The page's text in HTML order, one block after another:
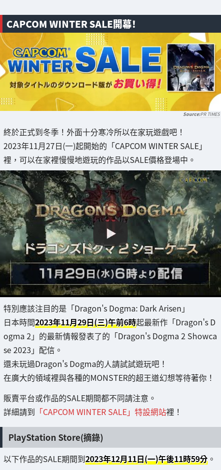
CAPCOM WINTER SALE開幕！
PR TIMES
終於正式到冬季！外面十分寒冷所以在家玩遊戲吧！
2023年11月27日(一)起開始的「CAPCOM WINTER SALE」
裡，可以在家裡慢慢地遊玩的作品以SALE價格登場中。
特別應該注目的是「Dragon's Dogma: Dark Arisen」
日本時間2023年11月29日(三)午前6時起最新作「Dragon's D
ogma 2」的最新情報發表了的「Dragon's Dogma 2 Showca
se 2023」配信。
還未玩過Dragon's Dogma的人請試試遊玩吧！
在廣大的領域裡與各種的MONSTER的超王道幻想等待著你！
販賣平台或作品的SALE期間都不同請注意。
詳細請到 「CAPCOM WINTER SALE」特設網站裡！
PlayStation Store(摘錄)
以下作品的SALE期間到2023年12月11日(一)午後11時59分 。